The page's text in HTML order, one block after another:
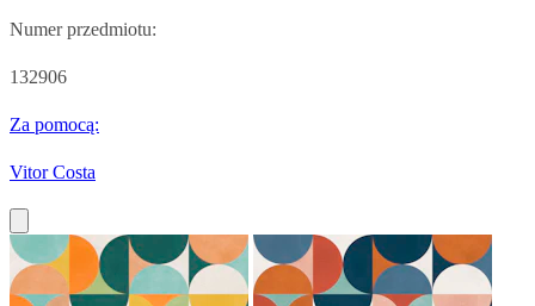
Numer przedmiotu:
132906
Za pomocą:
Vitor Costa